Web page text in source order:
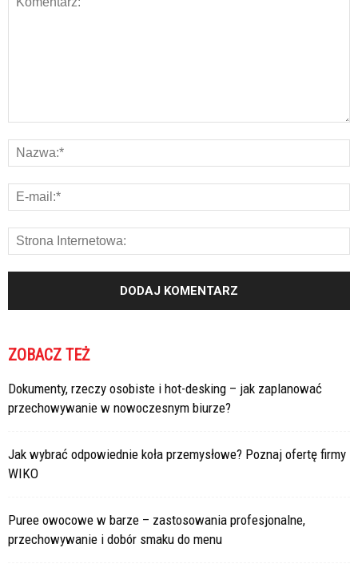
ZOBACZ TEŻ
Dokumenty, rzeczy osobiste i hot-desking – jak zaplanować
przechowywanie w nowoczesnym biurze?
Jak wybrać odpowiednie koła przemysłowe? Poznaj ofertę firmy
WIKO
Puree owocowe w barze – zastosowania profesjonalne,
przechowywanie i dobór smaku do menu